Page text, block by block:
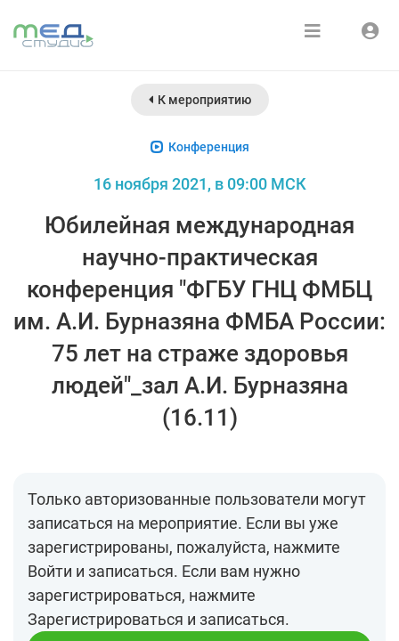
Курсы
Медиатека
Зарегистрироваться
К мероприятию
Конференция
16 ноября 2021, в 09:00 МСК
Юбилейная международная
научно-практическая
конференция "ФГБУ ГНЦ ФМБЦ
им. А.И. Бурназяна ФМБА России:
75 лет на страже здоровья
людей"_зал А.И. Бурназяна
(16.11)
Только авторизованные пользователи могут
записаться на мероприятие. Если вы уже
зарегистрированы, пожалуйста, нажмите
Войти и записаться. Если вам нужно
зарегистрироваться, нажмите
Зарегистрироваться и записаться.